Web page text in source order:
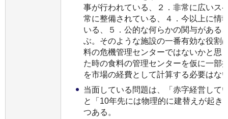
事が行われている、２．非常に広いス
常に整備されている、４．今以上に情
いる、５．公的な何らかの関与がある
ぶ。そのような施設の一番有効な役割
料の危機管理センターではないかと思
た時の食料の管理センターを仮に一部
を市場の経費として計算する必要はな
当面している問題は、「赤字経営して
と「10年先には物理的に建替えが起き
つある。